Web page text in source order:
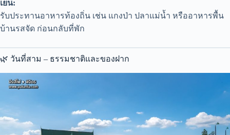
เย็น:
รับประทานอาหารท้องถิ่น เช่น แกงป่า ปลาแม่น้ำ หรืออาหารพื้น
บ้านรสจัด ก่อนกลับที่พัก
🌿 วันที่สาม – ธรรมชาติและของฝาก